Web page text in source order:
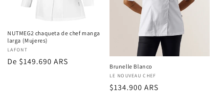
NUTMEG2 chaqueta de chef manga
larga (Mujeres)
Proveedor:
LAFONT
Precio
De $149.690 ARS Brunelle Blanco
Proveedor:
LE NOUVEAU CHEF
Precio
$134.900 ARS